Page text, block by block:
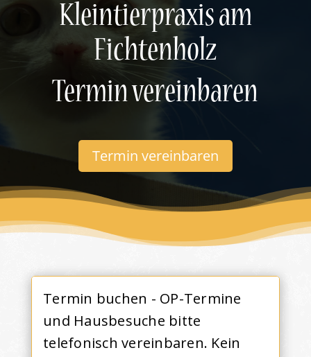
Kleintierpraxis am
Fichtenholz
Termin vereinbaren
Termin vereinbaren